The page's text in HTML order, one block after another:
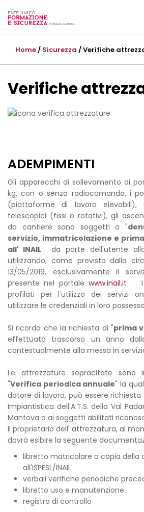
Home/ Sicurezza / Verifiche
Verifiche
ADEMPIMENTI
Gli apparecchi di sollevamento di
kg, con o senza radiocomando, i
(piattaforme di lavoro elevabili),
telescopici (fissi o rotativi), gli
da cantiere sono soggetti a "
servizio, immatricolazione e
all' INAIL da parte dell'utente
utilizzando, come previsto dalla
13/05/2019, esclusivamente il
presente nel portale www.inail.it . I
profilati per l'utilizzo dei servizi
utilizzare le credenziali in loro
Si ricorda che la richiesta di "prima
effettuata trascorso un anno
contestualmente alla messa in
Le attrezzature sopracitate sono
"Verifica periodica annuale" la
datore di lavoro, può essere
Impiantistica dell'A.T.S. della Val
Mantova o ai soggetti abilitati
Il proprietario dell' attrezzatura, al
dovrà esibire la seguente
libretto matricolare o copia della
all'ISPESL/INAIL
verbali verifiche periodiche
libretto uso e manutenzione
registro di controllo